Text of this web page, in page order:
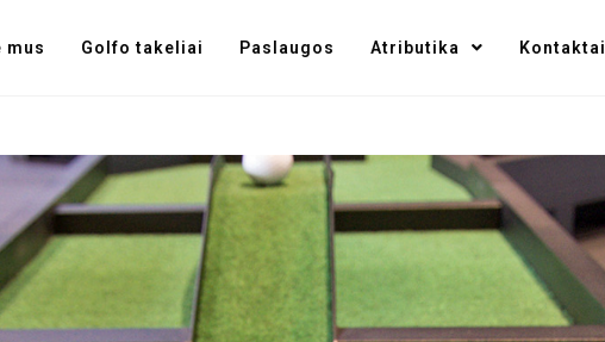
mus Golfo takeliai Paslaugos Atributika Kontaktai